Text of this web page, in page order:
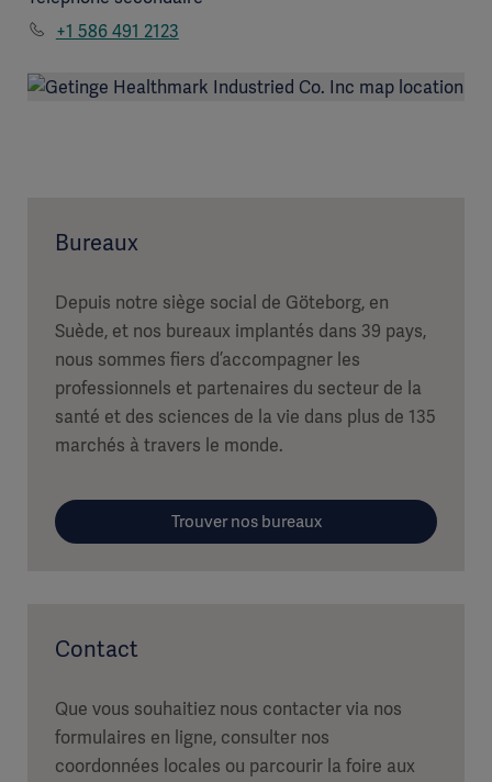
+1 586 491 2123
Bureaux
Depuis notre siège social de Göteborg, en
Suède, et nos bureaux implantés dans 39 pays,
nous sommes fiers d’accompagner les
professionnels et partenaires du secteur de la
santé et des sciences de la vie dans plus de 135
marchés à travers le monde.
Trouver nos bureaux
Contact
Que vous souhaitiez nous contacter via nos
formulaires en ligne, consulter nos
coordonnées locales ou parcourir la foire aux